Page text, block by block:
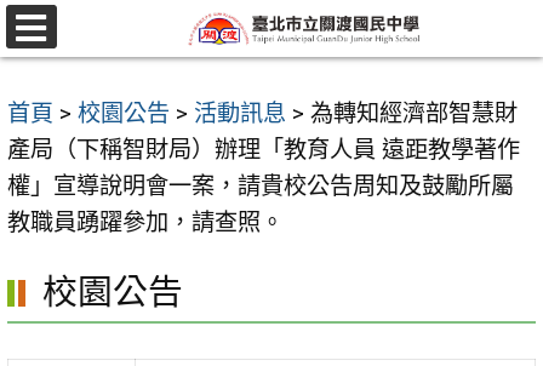
跳
至
要
內
容
區
選
單
首頁 > 校園公告 > 活動訊息 > 為轉知經濟部智慧財
產局（下稱智財局）辦理「教育人員 遠距教學著作
權」宣導說明會一案，請貴校公告周知及鼓勵所屬
教職員踴躍參加，請查照。
校園公告